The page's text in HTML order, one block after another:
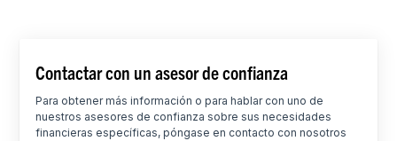
Contactar con un asesor de confianza
Para obtener más información o para hablar con uno de
nuestros asesores de confianza sobre sus necesidades
financieras específicas, póngase en contacto con nosotros